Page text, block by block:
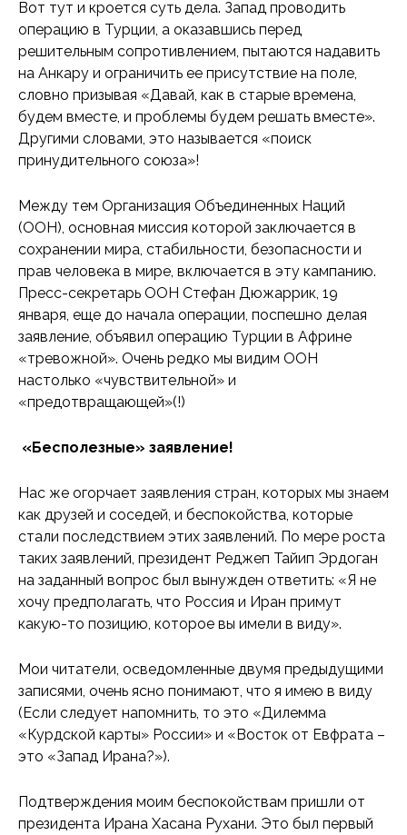
Вот тут и кроется суть дела. Запад проводить
операцию в Турции, а оказавшись перед
решительным сопротивлением, пытаются надавить
на Анкару и ограничить ее присутствие на поле,
словно призывая «Давай, как в старые времена,
будем вместе, и проблемы будем решать вместе».
Другими словами, это называется «поиск
принудительного союза»!
Между тем Организация Объединенных Наций
(ООН), основная миссия которой заключается в
сохранении мира, стабильности, безопасности и
прав человека в мире, включается в эту кампанию.
Пресс-секретарь ООН Стефан Дюжаррик, 19
января, еще до начала операции, поспешно делая
заявление, объявил операцию Турции в Африне
«тревожной». Очень редко мы видим ООН
настолько «чувствительной» и
«предотвращающей»(!)
«Бесполезные» заявление!
Нас же огорчает заявления стран, которых мы знаем
как друзей и соседей, и беспокойства, которые
стали последствием этих заявлений. По мере роста
таких заявлений, президент Реджеп Тайип Эрдоган
на заданный вопрос был вынужден ответить: «Я не
хочу предполагать, что Россия и Иран примут
какую-то позицию, которое вы имели в виду».
Мои читатели, осведомленные двумя предыдущими
записями, очень ясно понимают, что я имею в виду
(Если следует напомнить, то это «Дилемма
«Курдской карты» России» и «Восток от Евфрата –
это «Запад Ирана?»).
Подтверждения моим беспокойствам пришли от
президента Ирана Хасана Рухани. Это был первый